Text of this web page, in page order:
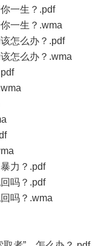
一生？.pdf
一生？.wma
怎么办？.pdf
怎么办？.wma
力？.pdf
吗？.pdf
吗？.wma